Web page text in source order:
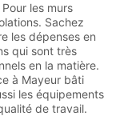
les murs
Sachez
les dépenses en
qui sont très
en la matière.
à Mayeur bâti
les équipements
de travail.